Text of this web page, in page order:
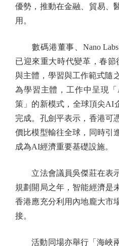
優勢，推動在金融、貿易、
用。
數碼港董事、Nano Labs
已迎來重大時代變革，春節
與主體，學習與工作範式隨
為學習主體，工作中呈現
策」的新模式，全球頂尖AI
完成。孔劍平表示，香港可
價比模型輸往全球，同時引
成為AI經濟重要基礎設施。
立法會議員吳傑莊在表示
規劃開局之年，智能經濟是
香港應充分利用內地龐大市
接。
活動同場亦舉行「海峽